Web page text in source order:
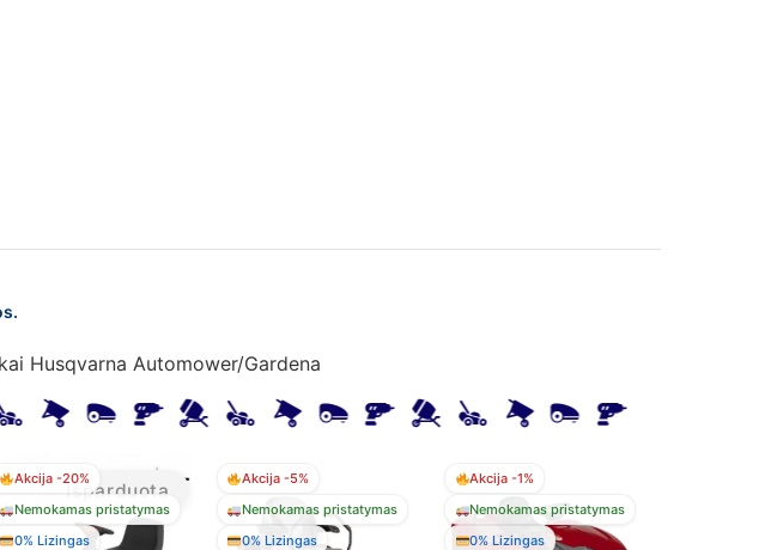
Husqvarna Automower/Gardena
Akcija -20%
Nemokamas pristatymas
0% Lizingas
Išparduota
Akcija -5%
Nemokamas pristatymas
0% Lizingas
Akcija -1%
Nemokamas pristatymas
0% Lizingas